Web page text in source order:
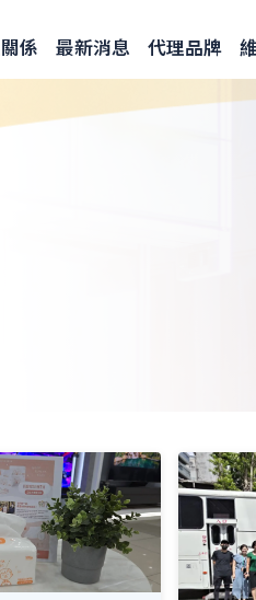
係 最新消息 代理品牌